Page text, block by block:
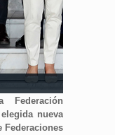
nueva
Federaciones